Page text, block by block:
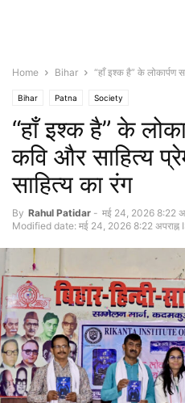
Home Bihar “हाँ इश्क है” के लोकार्पण
Bihar Patna Society
“हाँ इश्क है” के
कवि और साहित्य
साहित्य का रंग
By Rahul Patidar - मई 24, 2026 8:22
Modified date: मई 24, 2026 8:22 अपराह्न